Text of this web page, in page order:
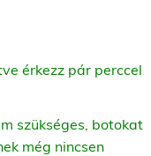
érkezz pár perccel
szükséges, botokat
még nincsen